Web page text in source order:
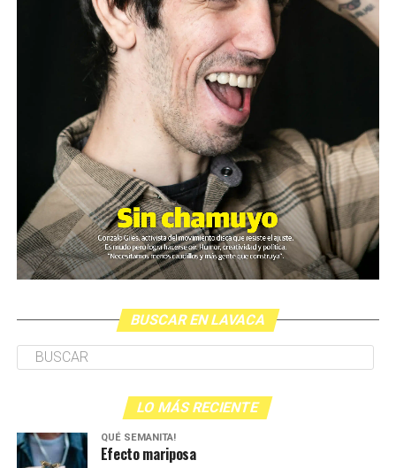
BUSCAR EN LAVACA
LO MÁS RECIENTE
QUÉ SEMANITA!
Efecto mariposa